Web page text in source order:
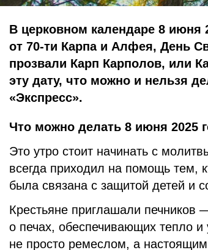
В церковном календаре 8 июня
от 70-ти Карпа и Алфея, День
прозвали Карп Карполов, или
эту дату, что можно и нельзя
«Экспресс».
Что можно делать 8 июня 2025
Это утро стоит начинать с
всегда приходил на помощь тем,
была связана с защитой детей и
Крестьяне приглашали печников
о печах, обеспечивающих тепло
не просто ремеслом, а